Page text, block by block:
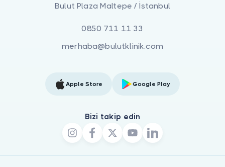
Bulut Plaza Maltepe / İstanbul
0850 711 11 33
merhaba@bulutklinik.com
Apple Store Google Play
Bizi takip edin